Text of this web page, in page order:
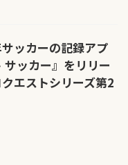
サッカーの記録アプ
サッカー』をリリー
エストシリーズ第2